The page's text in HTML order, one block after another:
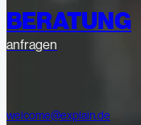
BERATUNG
anfragen
welcome@explain.de